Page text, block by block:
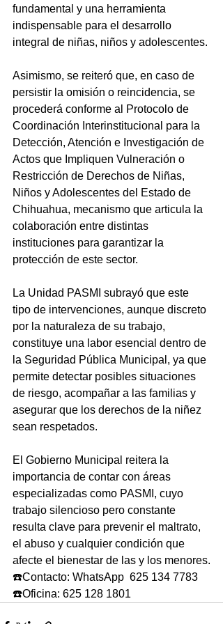
fundamental y una herramienta
indispensable para el desarrollo
integral de niñas, niños y adolescentes.
Asimismo, se reiteró que, en caso de
persistir la omisión o reincidencia, se
procederá conforme al Protocolo de
Coordinación Interinstitucional para la
Detección, Atención e Investigación de
Actos que Impliquen Vulneración o
Restricción de Derechos de Niñas,
Niños y Adolescentes del Estado de
Chihuahua, mecanismo que articula la
colaboración entre distintas
instituciones para garantizar la
protección de este sector.
La Unidad PASMI subrayó que este
tipo de intervenciones, aunque discreto
por la naturaleza de su trabajo,
constituye una labor esencial dentro de
la Seguridad Pública Municipal, ya que
permite detectar posibles situaciones
de riesgo, acompañar a las familias y
asegurar que los derechos de la niñez
sean respetados.
El Gobierno Municipal reitera la
importancia de contar con áreas
especializadas como PASMI, cuyo
trabajo silencioso pero constante
resulta clave para prevenir el maltrato,
el abuso y cualquier condición que
afecte el bienestar de las y los menores.
☎️Contacto: WhatsApp  625 134 7783
☎️Oficina: 625 128 1801